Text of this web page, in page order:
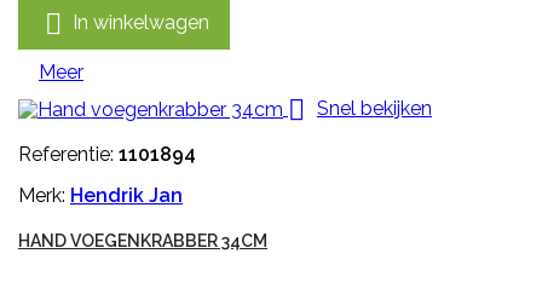
 In winkelwagen
Meer
 Snel bekijken
Referentie: 1101894
Merk: Hendrik Jan
HAND VOEGENKRABBER 34CM